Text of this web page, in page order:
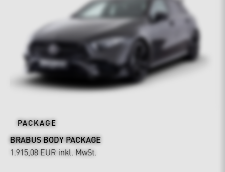
PACKAGE
BRABUS BODY PACKAGE
1.915,08 EUR inkl. MwSt.